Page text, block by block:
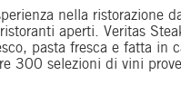
nella ristorazione
aperti. Veritas
pasta fresca e fatta in
300 selezioni di vini